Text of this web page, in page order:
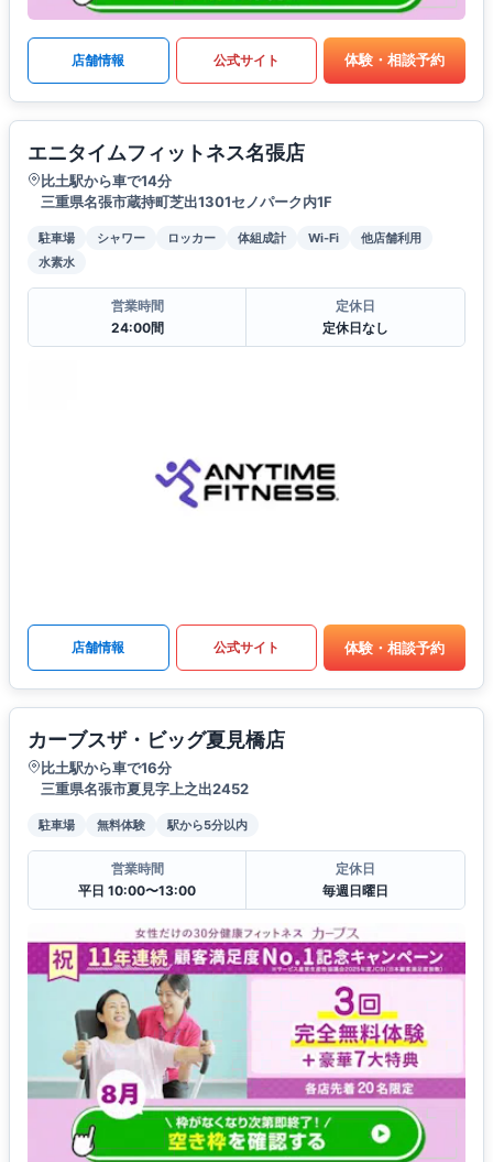
店舗情報 公式サイト 体験・相談予約
エニタイムフィットネス名張店
比土駅から車で14分
三重県名張市蔵持町芝出1301セノパーク内1F
駐車場 シャワー ロッカー 体組成計 Wi-Fi
他店舗利用
水素水
営業時間
24:00間
定休日
定休日なし
店舗情報 公式サイト 体験・相談予約
カーブスザ・ビッグ夏見橋店
比土駅から車で16分
三重県名張市夏見字上之出2452
駐車場 無料体験 駅から5分以内
営業時間
平日 10:00〜13:00
定休日
毎週日曜日